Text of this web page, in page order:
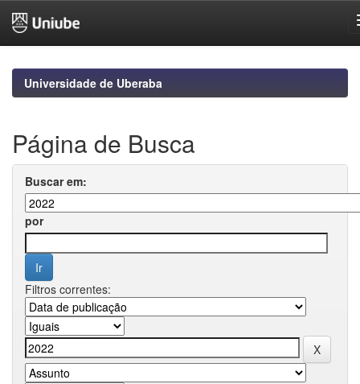
navigationUniversidade de Uberaba
Página de Busca
Buscar em:
por
Filtros correntes: